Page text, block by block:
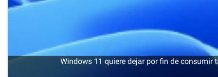
Windows 11 quiere dejar por fin de